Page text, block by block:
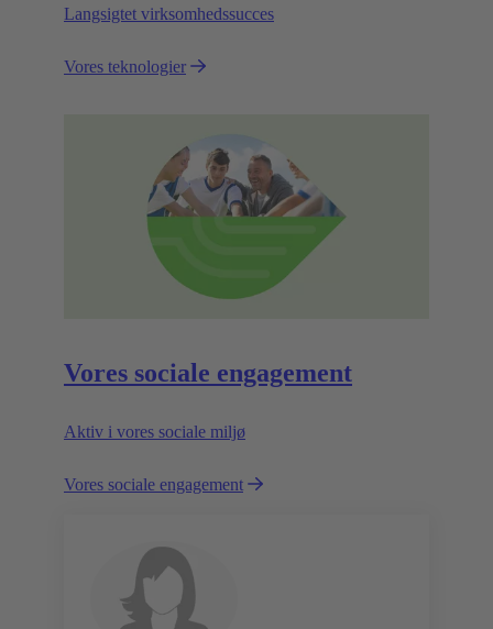
Langsigtet virksomhedssucces
Vores teknologier
Vores sociale engagement
Aktiv i vores sociale miljø
Vores sociale engagement